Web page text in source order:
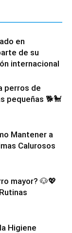
en
de su
internacional
perros de
pequeñas 🐕🐩
Mantener a
Calurosos
mayor? 🐶💖
Higiene